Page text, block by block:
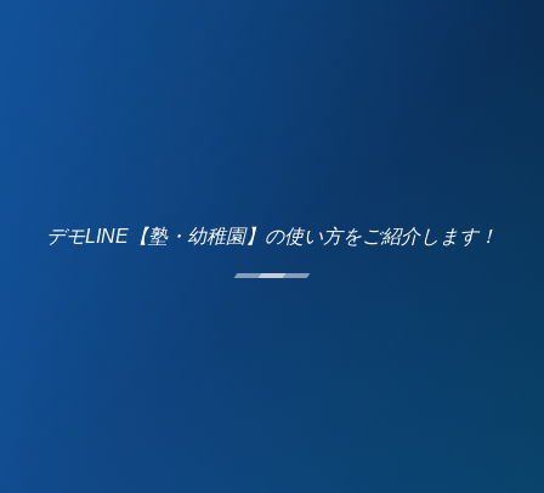
デモLINE【塾・幼稚園】の使い方をご紹介します！